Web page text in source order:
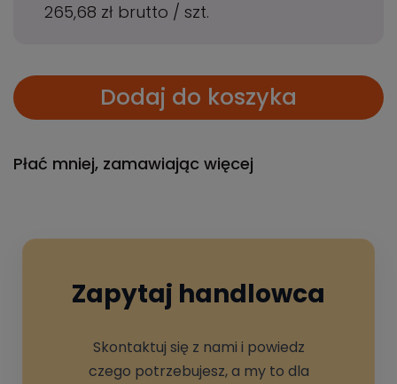
265,68 zł brutto / szt.
Dodaj do koszyka
Płać mniej, zamawiając więcej
Zapytaj handlowca
Skontaktuj się z nami i powiedz
czego potrzebujesz, a my to dla